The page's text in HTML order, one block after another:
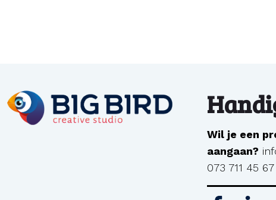
Wil je een
aangaan?
073 711 45 67